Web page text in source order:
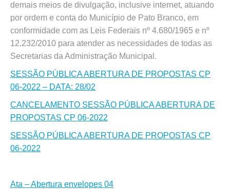
demais meios de divulgação, inclusive internet, atuando
por ordem e conta do Município de Pato Branco, em
conformidade com as Leis Federais nº 4.680/1965 e nº
12.232/2010 para atender as necessidades de todas as
Secretarias da Administração Municipal.
SESSÃO PÚBLICA ABERTURA DE PROPOSTAS CP
06-2022 – DATA: 28/02
CANCELAMENTO SESSÃO PÚBLICA ABERTURA DE
PROPOSTAS CP 06-2022
SESSÃO PÚBLICA ABERTURA DE PROPOSTAS CP
06-2022
Ata – Abertura envelopes 04